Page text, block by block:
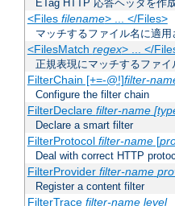
ETag HTTP 応答ヘッダを作
<Files filename> ... </Files>
マッチするファイル名に適
<FilesMatch regex> ... </
正規表現にマッチするファ
FilterChain [+=-@!]filter-
Configure the filter chain
FilterDeclare filter-name
Declare a smart filter
FilterProtocol filter-name[
Deal with correct HTTP
FilterProvider filter-name
Register a content filter
FilterTrace filter-name level